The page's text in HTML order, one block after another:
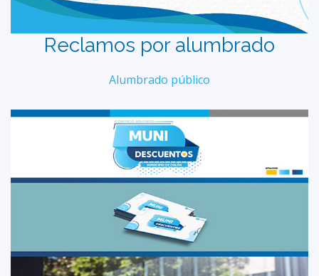
Reclamos por alumbrado
Alumbrado público